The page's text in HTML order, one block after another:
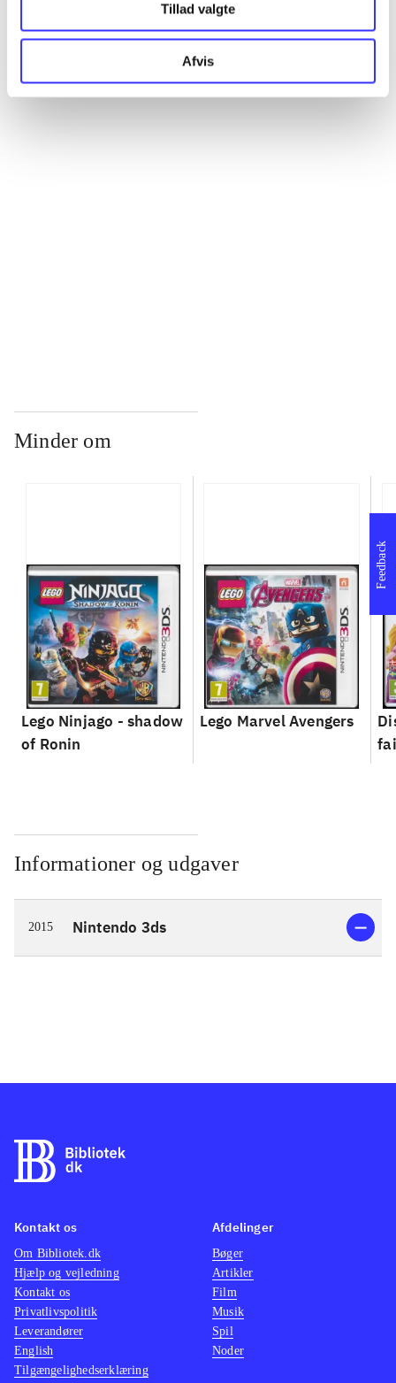
Tillad valgte
Afvis
Alle registrerede artikler fordelt på udgivelser
Minder om
Lego Ninjago - shadow
of Ronin
Lego Marvel Avengers
Informationer og udgaver
2015 Nintendo 3ds
Feedback
Kontakt os
Om Bibliotek.dk
Hjælp og vejledning
Kontakt os
Privatlivspolitik
Leverandører
English
Tilgængelighedserklæring
Afdelinger
Bøger
Artikler
Film
Musik
Spil
Noder